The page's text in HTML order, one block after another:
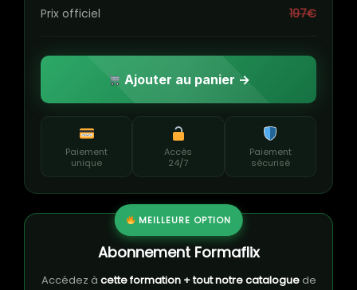
Prix officiel 197€
Ajouter au panier →
Paiement
unique
Accès
24/7
Paiement
sécurisé
MEILLEURE OPTION
Abonnement Formaflix
Accédez à cette formation + tout notre cataloguede